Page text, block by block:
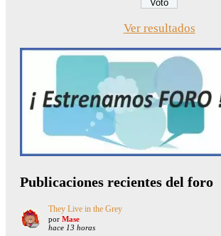
Ver resultados
Publicaciones recientes del foro
They Live in the Grey
por Mase
hace 13 horas